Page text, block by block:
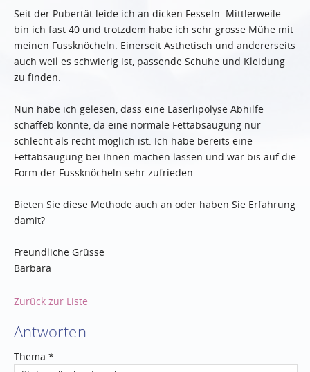
Seit der Pubertät leide ich an dicken Fesseln. Mittlerweile
bin ich fast 40 und trotzdem habe ich sehr grosse Mühe mit
meinen Fussknöcheln. Einerseit Ästhetisch und andererseits
auch weil es schwierig ist, passende Schuhe und Kleidung
zu finden.
Nun habe ich gelesen, dass eine Laserlipolyse Abhilfe
schaffeb könnte, da eine normale Fettabsaugung nur
schlecht als recht möglich ist. Ich habe bereits eine
Fettabsaugung bei Ihnen machen lassen und war bis auf die
Form der Fussknöcheln sehr zufrieden.
Bieten Sie diese Methode auch an oder haben Sie Erfahrung
damit?
Freundliche Grüsse
Barbara
Zurück zur Liste
Antworten
Thema *